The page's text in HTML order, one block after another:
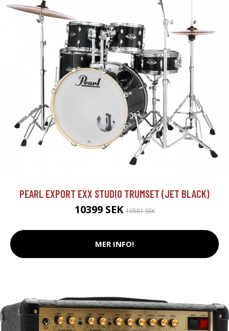
PEARL EXPORT EXX STUDIO TRUMSET (JET BLACK)
10399 SEK10581 SEK
MER INFO!